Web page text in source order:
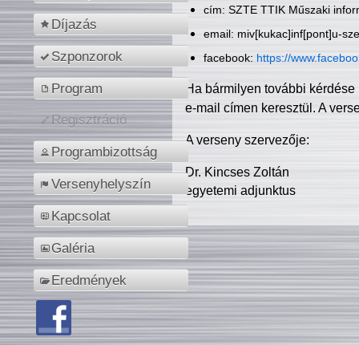
Díjazás
Szponzorok
Program
Regisztráció
Programbizottság
Versenyhelyszín
Kapcsolat
Galéria
Eredmények
cím: SZTE TTIK Műszaki
email: miv[kukac]inf[pont]u-
facebook: https://
Ha bármilyen további
e-mail címen keresztül. A
A verseny szervezője:
Dr. Kincses Zoltán
egyetemi adjunktus